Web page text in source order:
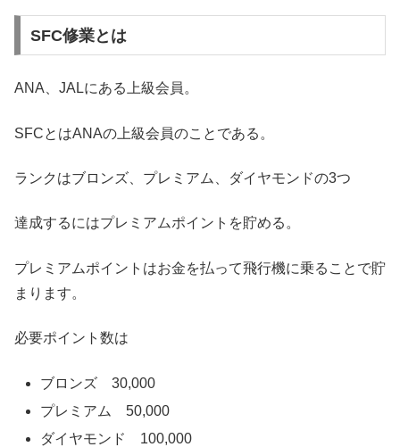
SFC修業とは
ANA、JALにある上級会員。
SFCとはANAの上級会員のことである。
ランクはブロンズ、プレミアム、ダイヤモンドの3つ
達成するにはプレミアムポイントを貯める。
プレミアムポイントはお金を払って飛行機に乗ることで貯
まります。
必要ポイント数は
ブロンズ 30,000
プレミアム 50,000
ダイヤモンド 100,000